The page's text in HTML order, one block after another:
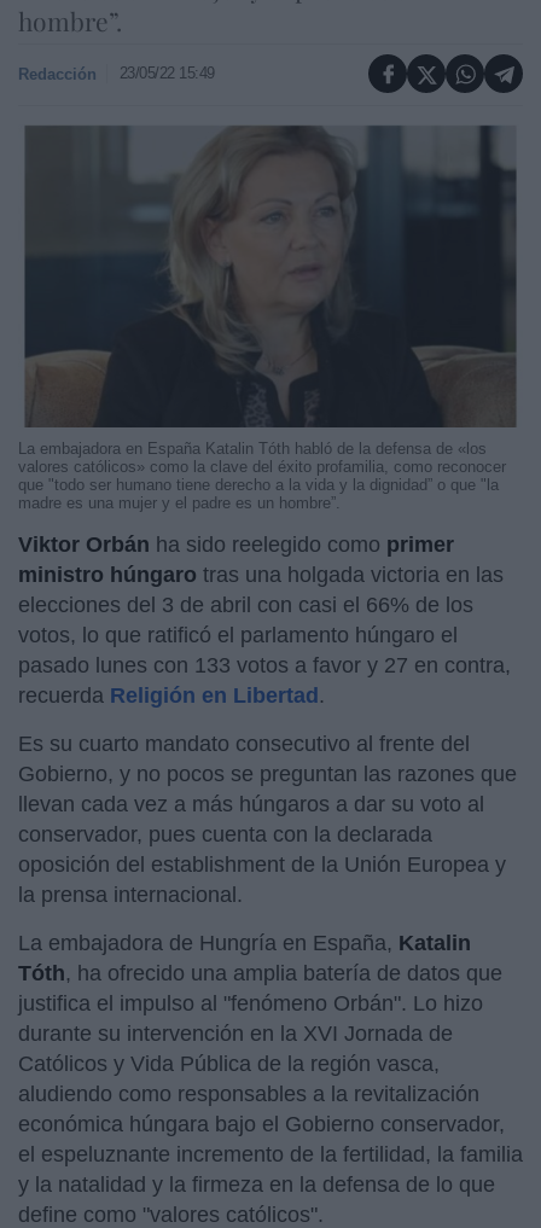
hombre”.
Redacción 23/05/22 15:49
La embajadora en España Katalin Tóth habló de la defensa de «los
valores católicos» como la clave del éxito profamilia, como reconocer
que "todo ser humano tiene derecho a la vida y la dignidad” o que "la
madre es una mujer y el padre es un hombre”.
Viktor Orbán ha sido reelegido como primer
ministro húngaro tras una holgada victoria en las
elecciones del 3 de abril con casi el 66% de los
votos, lo que ratificó el parlamento húngaro el
pasado lunes con 133 votos a favor y 27 en contra,
recuerda Religión en Libertad.
Es su cuarto mandato consecutivo al frente del
Gobierno, y no pocos se preguntan las razones que
llevan cada vez a más húngaros a dar su voto al
conservador, pues cuenta con la declarada
oposición del establishment de la Unión Europea y
la prensa internacional.
La embajadora de Hungría en España, Katalin
Tóth, ha ofrecido una amplia batería de datos que
justifica el impulso al "fenómeno Orbán". Lo hizo
durante su intervención en la XVI Jornada de
Católicos y Vida Pública de la región vasca,
aludiendo como responsables a la revitalización
económica húngara bajo el Gobierno conservador,
el espeluznante incremento de la fertilidad, la familia
y la natalidad y la firmeza en la defensa de lo que
define como "valores católicos".